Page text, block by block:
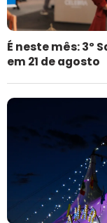
É neste mês: 3º
em 21 de agosto